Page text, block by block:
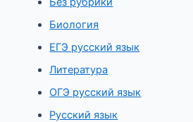
Биология
ЕГЭ русский язык
Литература
ОГЭ русский язык
Русский язык